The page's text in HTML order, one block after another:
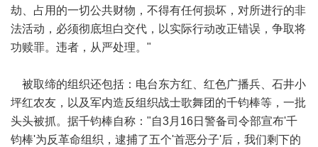
劫、占用的一切公共财物，不得有任何损坏，对所进行的非
法活动，必须彻底坦白交代，以实际行动改正错误，争取将
功赎罪。违者，从严处理。"
被取缔的组织还包括：电台东方红、红色广播兵、石井小
坪红农友，以及军内造反组织战士歌舞团的千钧棒等，一批
头头被抓。据千钧棒自称："自3月16日警备司令部宣布'千
钧棒'为反革命组织，逮捕了五个'首恶分子'后，我们剩下的